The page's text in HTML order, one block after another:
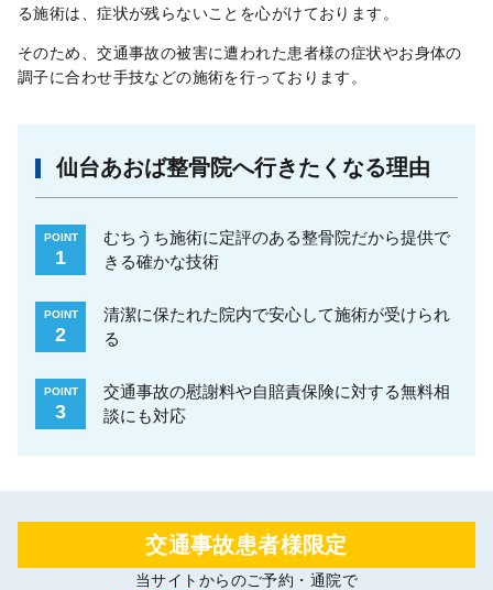
る施術は、症状が残らないことを心がけております。
そのため、交通事故の被害に遭われた患者様の症状やお身体の
調子に合わせ手技などの施術を行っております。
仙台あおば整骨院へ行きたくなる理由
POINT
1
むちうち施術に定評のある整骨院だから提供で
きる確かな技術
POINT
2
清潔に保たれた院内で安心して施術が受けられ
る
POINT
3
交通事故の慰謝料や自賠責保険に対する無料相
談にも対応
交通事故患者様限定
当サイトからのご予約・通院で